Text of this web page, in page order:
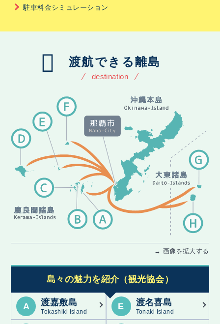
駐車料金シミュレーション
渡航できる離島
destination
→ 画像を拡大する
島々の魅力を紹介（観光協会）
A 渡嘉敷島
Tokashiki Island
E 渡名喜島
Tonaki Island